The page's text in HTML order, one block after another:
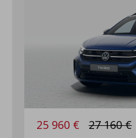
25 960 € 27 160 €